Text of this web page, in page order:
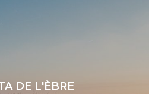
DE L'ÈBRE